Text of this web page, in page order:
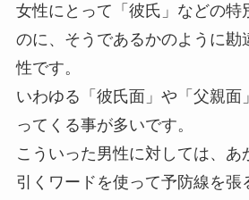
女性にとって「彼氏」などの特
のに、そうであるかのように勘
性です。
いわゆる「彼氏面」や「父親面
ってくる事が多いです。
こういった男性に対しては、あ
引くワードを使って予防線を張